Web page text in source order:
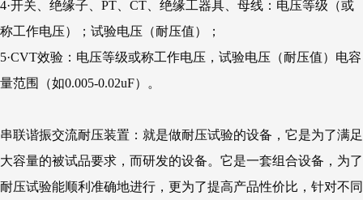
4·开关、绝缘子、PT、CT、绝缘工器具、母线：电压等级（或
称工作电压）；试验电压（耐压值）；
5·CVT效验：电压等级或称工作电压，试验电压（耐压值）电容
量范围（如0.005-0.02uF）。
串联谐振交流耐压装置：就是做耐压试验的设备，它是为了满足
大容量的被试品要求，而研发的设备。它是一套组合设备，为了
耐压试验能顺利准确地进行，更为了提高产品性价比，针对不同